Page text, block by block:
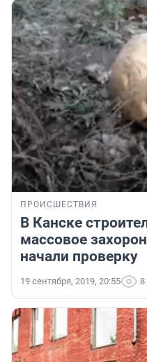
ПРОИСШЕСТВИЯ
В Канске
массовое
начали проверку
19 сентября, 2019, 20:55 8